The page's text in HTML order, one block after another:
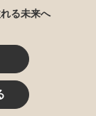
る未来へ